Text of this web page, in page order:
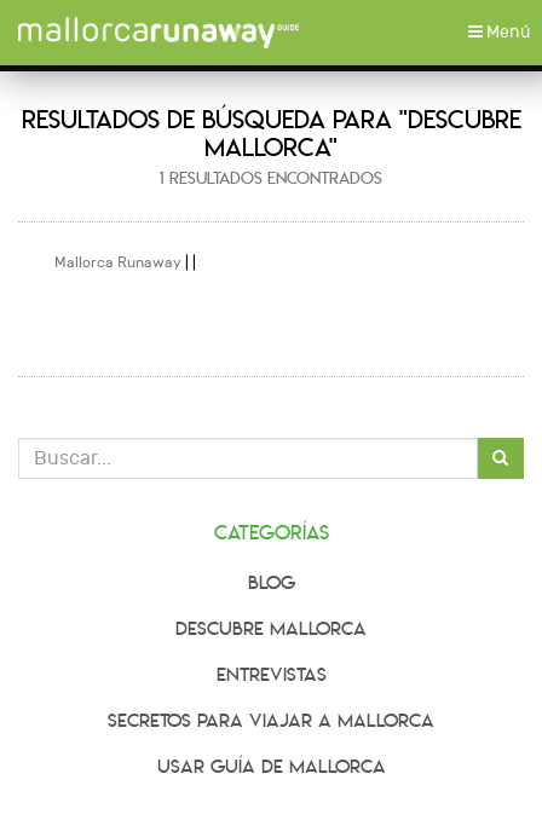
Toggle
Menú
RESULTADOS DE BÚSQUEDA PARA "DESCUBRE
MALLORCA"
1 RESULTADOS ENCONTRADOS
Mallorca Runaway
Categorías
Blog
Descubre Mallorca
Entrevistas
Secretos para viajar a Mallorca
Usar Guía de Mallorca